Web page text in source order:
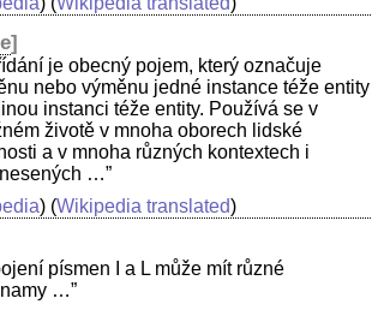
]
je obecný pojem, který označuje
nebo výměnu jedné instance téže entity
instanci téže entity. Používá se v
životě v mnoha oborech lidské
a v mnoha různých kontextech i
…”
) (Wikipedia translated)
písmen I a L může mít různé
…”